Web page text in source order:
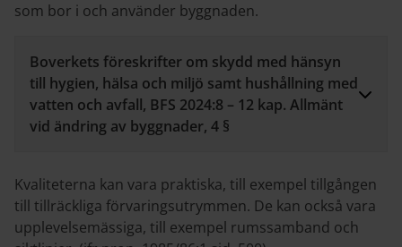
som bor i och använder byggnaden.
Boverkets föreskrifter om skydd med hänsyn
till hygien, hälsa och miljö samt hushållning med
vatten och avfall, BFS 2024:8 – 12 kap. Allmänt
vid ändring av byggnader, 4 §
Kvaliteterna kan vara praktiska, till exempel tillgången
till tillräckliga förvaringsutrymmen. De kan också vara
upplevelsemässiga, till exempel rumssamband och